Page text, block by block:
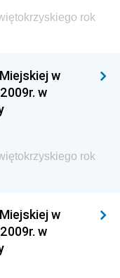
i Finansów
Górniczego
Transportu
i Rozwoju
Archiwów
rok
w
w
rok
w
w